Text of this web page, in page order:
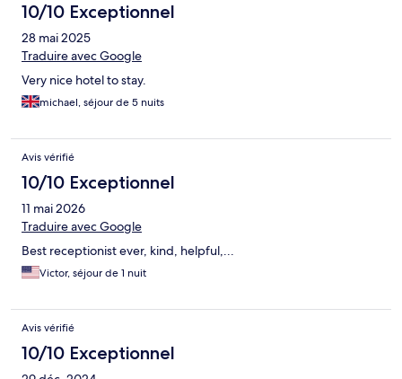
10/10 Exceptionnel
28 mai 2025
Traduire avec Google
Very nice hotel to stay.
michael, séjour de 5 nuits
Avis vérifié
10/10 Exceptionnel
11 mai 2026
Traduire avec Google
Best receptionist ever, kind, helpful,...
Victor, séjour de 1 nuit
Avis vérifié
10/10 Exceptionnel